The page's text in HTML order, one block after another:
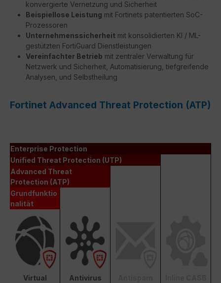
konvergierte Vernetzung und Sicherheit
Beispiellose Leistung mit Fortinets patentierten SoC-
Prozessoren
Unternehmenssicherheit mit konsolidierten KI / ML-
gestützten FortiGuard Dienstleistungen
Vereinfachter Betrieb mit zentraler Verwaltung für
Netzwerk und Sicherheit, Automatisierung, tiefgreifende
Analysen, und Selbstheilung
Fortinet Advanced Threat Protection (ATP)
Enterprise Protection
Unified Threat Protection (UTP)
Advanced Threat
Protection (ATP)
Grundfunktio
nalität
Virtual
Antivirus